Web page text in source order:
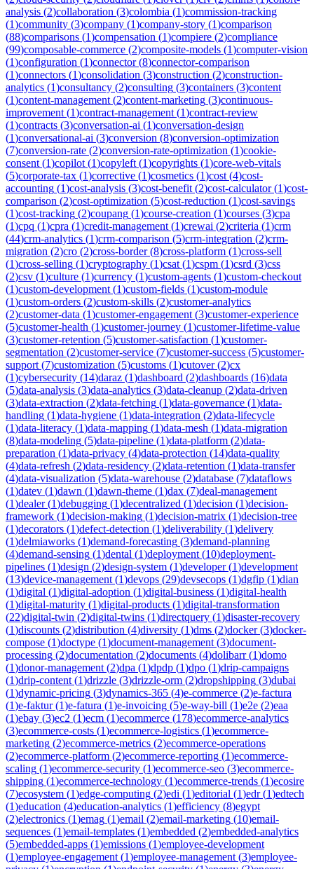
analysis (2)collaboration (3)colombia (1)commission-tracking
(1)community (3)company (1)company-story (1)comparison
(88)comparisons (1)compensation (1)compiere (2)compliance
(99)composable-commerce (2)composite-models (1)computer-vision
(1)configuration (1)connector(8)connector-comparison
(1)connectors (1)consolidation (3)construction (2)construction-
analytics (1)consultancy (2)consulting (3)containers (3)content
(1)content-management (2)content-marketing (3)continuous-
improvement (1)contract-management (1)contract-review
(1)contracts (3)conversation-ai (1)conversation-design
(1)conversational-ai (3)conversion (8)conversion-optimization
(7)conversion-rate (2)conversion-rate-optimization (1)cookie-
consent (1)copilot (1)copyleft (1)copyrights (1)core-web-vitals
(5)corporate-tax (1)corrective (1)cosmetics (1)cost (4)cost-
accounting (1)cost-analysis (3)cost-benefit (2)cost-calculator(1)cost-
comparison (2)cost-optimization (5)cost-reduction (1)cost-savings
(1)cost-tracking (2)coupang (1)course-creation (1)courses (3)cpa
(1)cpq (1)cpra (1)credit-management (1)crewai (2)criteria (1)crm
(44)crm-analytics (1)crm-comparison (5)crm-integration (2)crm-
migration (2)cro (2)cross-border(8)cross-platform (1)cross-sell
(1)cross-selling (1)cryptography (1)csat (1)cspm (1)csrd (3)css
(2)csv (1)culture (1)currency (1)custom-agents (1)custom-checkout
(1)custom-development (1)custom-fields (1)custom-module
(1)custom-orders (2)custom-skills (2)customer-analytics
(2)customer-data (1)customer-engagement (3)customer-experience
(5)customer-health (1)customer-journey (1)customer-lifetime-value
(3)customer-retention (5)customer-satisfaction (1)customer-
segmentation (2)customer-service (7)customer-success (5)customer-
support (7)customization (5)customs (1)cutover(2)cx
(1)cybersecurity (14)daraz (1)dashboard (2)dashboards (16)data
(5)data-analysis (3)data-analytics (3)data-cleanup (2)data-driven
(3)data-extraction (2)data-fetching (1)data-governance (1)data-
handling (1)data-hygiene (1)data-integration (2)data-lifecycle
(1)data-literacy (1)data-mapping (1)data-mesh (1)data-migration
(8)data-modeling (5)data-pipeline (1)data-platform (2)data-
preparation (1)data-privacy (4)data-protection (14)data-quality
(4)data-refresh (2)data-residency (2)data-retention (1)data-transfer
(4)data-visualization (5)data-warehouse (2)database (7)dataflows
(1)datev (1)dawn (1)dawn-theme (1)dax (7)deal-management
(1)dealer(1)debugging (1)decentralized (1)decision (1)decision-
framework (1)decision-making (1)decision-matrix (1)decision-tree
(1)decorators (1)defect-detection (1)deliverability (1)delivery
(1)delmiaworks (1)demand-forecasting (3)demand-planning
(4)demand-sensing (1)dental (1)deployment (10)deployment-
pipelines (1)design (2)design-system (1)developer(1)development
(13)device-management (1)devops (29)devsecops (1)dgfip (1)dian
(1)digital (1)digital-adoption (1)digital-business (1)digital-health
(1)digital-maturity (1)digital-products (1)digital-transformation
(22)digital-twin (2)digital-twins (1)directquery (1)disaster-recovery
(1)discounts (2)distribution (4)diversity (1)dms (2)docker(3)docker-
compose (1)doctype (1)document-management (3)document-
processing (2)documentation (2)documents (4)dolibarr(1)domo
(1)donor-management (2)dpa (1)dpdp (1)dpo (1)drip-campaigns
(1)drip-content (1)drizzle (3)drizzle-orm (2)dropshipping (3)dubai
(1)dynamic-pricing (3)dynamics-365 (4)e-commerce (2)e-factura
(1)e-faktur(1)e-fatura (1)e-invoicing (5)e-way-bill (1)e2e (2)eaa
(1)ebay (3)ec2 (1)ecm (1)ecommerce (178)ecommerce-analytics
(3)ecommerce-costs (1)ecommerce-logistics (1)ecommerce-
marketing (2)ecommerce-metrics (2)ecommerce-operations
(2)ecommerce-platform (2)ecommerce-reporting (1)ecommerce-
scaling (1)ecommerce-security (1)ecommerce-seo (3)ecommerce-
shipping (1)ecommerce-technology (1)ecommerce-trends (1)ecosire
(7)ecosystem (1)edge-computing (2)edi (1)editorial (1)edr(1)edtech
(1)education (4)education-analytics (1)efficiency (8)egypt
(2)electronics (1)emag (1)email (2)email-marketing (10)email-
sequences (1)email-templates (1)embedded (2)embedded-analytics
(5)embedded-apps (1)emissions (1)employee-development
(1)employee-engagement (1)employee-management (3)employee-